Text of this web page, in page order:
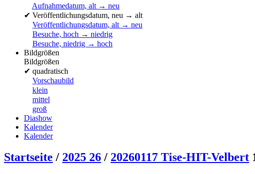
Aufnahmedatum, alt → neu
✔ Veröffentlichungsdatum, neu → alt
Veröffentlichungsdatum, alt → neu
Besuche, hoch → niedrig
Besuche, niedrig → hoch
Bildgrößen
Bildgrößen
✔ quadratisch
Vorschaubild
klein
mittel
groß
Diashow
Kalender
Kalender
Startseite / 2025 26 / 20260117 Tise-HIT-Velbert